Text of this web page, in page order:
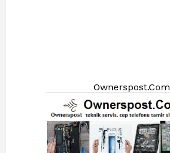
Ownerspost.Com